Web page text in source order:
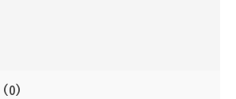
（0）